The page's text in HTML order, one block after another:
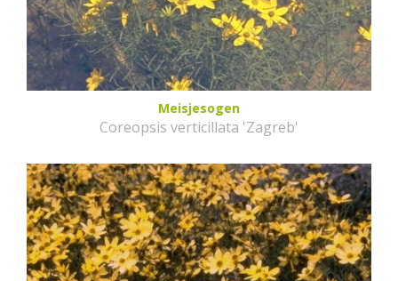
Meisjesogen
Coreopsis verticillata 'Zagreb'